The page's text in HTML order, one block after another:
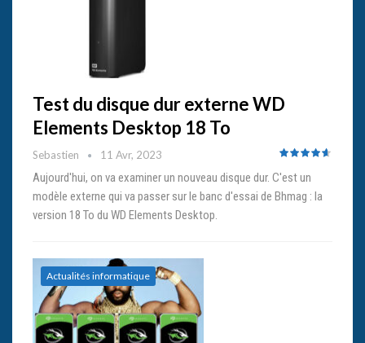
Test du disque dur externe WD
Elements Desktop 18 To
Sebastien 11 Avr, 2023
Aujourd'hui, on va examiner un nouveau disque dur. C'est un
modèle externe qui va passer sur le banc d'essai de Bhmag : la
version 18 To du WD Elements Desktop.
Actualités informatique